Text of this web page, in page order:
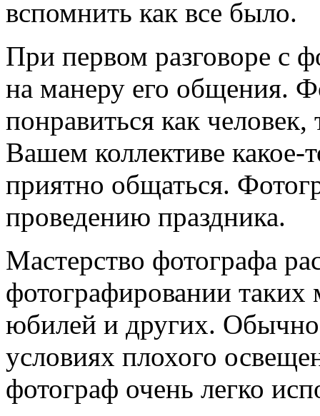
вспомнить как все было.
При первом разговоре с
на манеру его общения.
понравиться как человек,
Вашем коллективе
приятно общаться.
проведению праздника.
Мастерство фотографа
фотографировании таких
юбилей и других. Обычно
условиях плохого
фотограф очень легко